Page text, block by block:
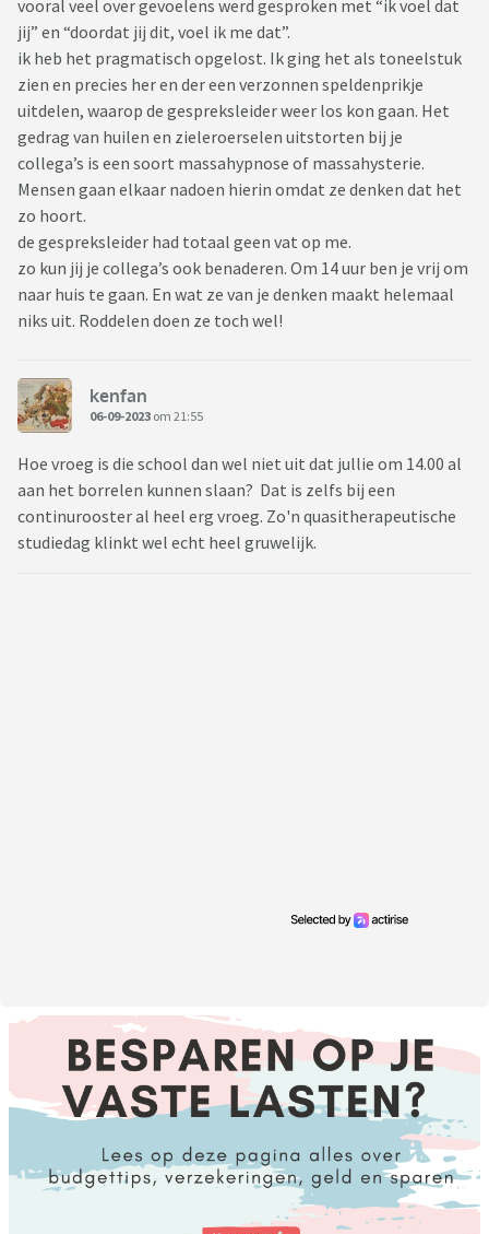
vooral veel over gevoelens werd gesproken met “ik voel dat
jij” en “doordat jij dit, voel ik me dat”.
ik heb het pragmatisch opgelost. Ik ging het als toneelstuk
zien en precies her en der een verzonnen speldenprikje
uitdelen, waarop de gespreksleider weer los kon gaan. Het
gedrag van huilen en zieleroerselen uitstorten bij je
collega’s is een soort massahypnose of massahysterie.
Mensen gaan elkaar nadoen hierin omdat ze denken dat het
zo hoort.
de gespreksleider had totaal geen vat op me.
zo kun jij je collega’s ook benaderen. Om 14 uur ben je vrij om
naar huis te gaan. En wat ze van je denken maakt helemaal
niks uit. Roddelen doen ze toch wel!
kenfan
06-09-2023 om 21:55
Hoe vroeg is die school dan wel niet uit dat jullie om 14.00 al
aan het borrelen kunnen slaan? Dat is zelfs bij een
continurooster al heel erg vroeg. Zo'n quasitherapeutische
studiedag klinkt wel echt heel gruwelijk.